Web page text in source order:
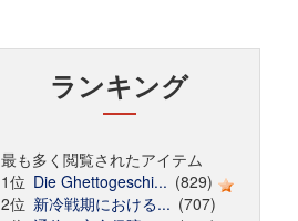
ランキング
最も多く閲覧されたアイテム
1位 Die Ghettogeschi... (829)
2位 新冷戦期における... (707)